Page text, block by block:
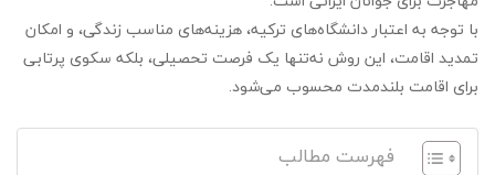
با توجه به اعتبار دانشگاه‌های ترکیه، هزینه‌های مناسب زندگی، و امکان
تمدید اقامت، این روش نه‌تنها یک فرصت تحصیلی، بلکه سکوی پرتابی
برای اقامت بلندمدت محسوب می‌شود.
فهرست مطالب